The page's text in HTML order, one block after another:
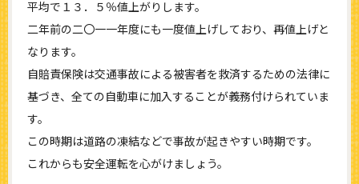
平均で１３．５％値上がりします。
二年前の二〇一一年度にも一度値上げしており、再値上げと
なります。
自賠責保険は交通事故による被害者を救済するための法律に
基づき、全ての自動車に加入することが義務付けられていま
す。
この時期は道路の凍結などで事故が起きやすい時期です。
これからも安全運転を心がけましょう。